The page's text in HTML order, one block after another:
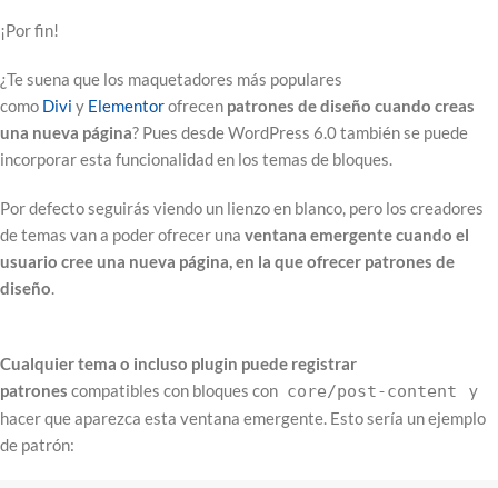
¡Por fin!
¿Te suena que los maquetadores más populares
como Divi y Elementorofrecen patrones de diseño cuando creas
una nueva página? Pues desde WordPress 6.0 también se puede
incorporar esta funcionalidad en los temas de bloques.
Por defecto seguirás viendo un lienzo en blanco, pero los creadores
de temas van a poder ofrecer una ventana emergente cuando el
usuario cree una nueva página, en la que ofrecer patrones de
diseño.
Cualquier tema o incluso plugin puede registrar
patrones compatibles con bloques con core/post-content
y
hacer que aparezca esta ventana emergente. Esto sería un ejemplo
de patrón: